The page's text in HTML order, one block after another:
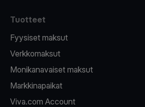
Tuotteet
Fyysiset maksut
Verkkomaksut
Monikanavaiset maksut
Markkinapaikat
Viva.com Account